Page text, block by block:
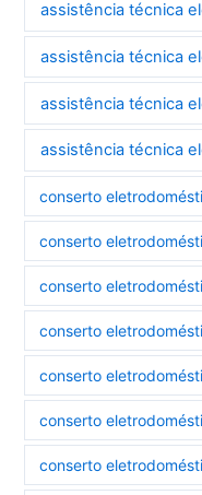
assistência técnica
assistência técnica
assistência técnica
assistência técnica
conserto
conserto
conserto
conserto
conserto
conserto
conserto